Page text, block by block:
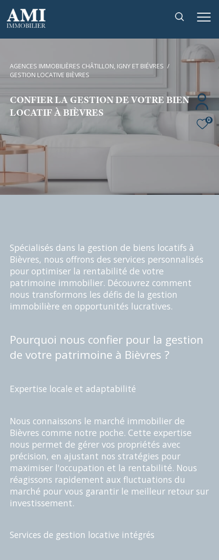
0
AGENCES IMMOBILIÈRES CHÂTILLON, IGNY ET BIÉVRES
GESTION LOCATIVE BIÈVRES
CONFIER LA GESTION DE VOTRE BIEN
LOCATIF À BIÈVRES
Spécialisés dans la gestion de biens locatifs à
Bièvres, nous offrons des services personnalisés
pour optimiser la rentabilité de votre
patrimoine immobilier. Découvrez comment
nous transformons les défis de la gestion
immobilière en opportunités lucratives.
Pourquoi nous confier pour la gestion
de votre patrimoine à Bièvres ?
Expertise locale et adaptabilité
Nous connaissons le marché immobilier de
Bièvres comme notre poche. Cette expertise
nous permet de gérer vos propriétés avec
précision, en ajustant nos stratégies pour
maximiser l'occupation et la rentabilité. Nous
réagissons rapidement aux fluctuations du
marché pour vous garantir le meilleur retour sur
investissement.
Services de gestion locative intégrés